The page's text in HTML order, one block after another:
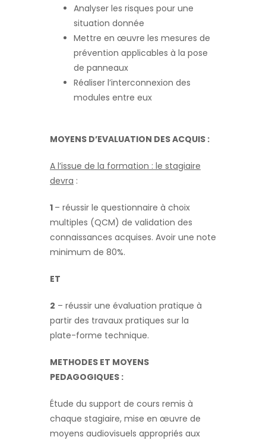
Analyser les risques pour une
situation donnée
Mettre en œuvre les mesures de
prévention applicables à la pose
de panneaux
Réaliser l’interconnexion des
modules entre eux
MOYENS D’EVALUATION DES ACQUIS :
A l’issue de la formation : le stagiaire
devra :
1 – réussir le questionnaire à choix
multiples (QCM) de validation des
connaissances acquises. Avoir une note
minimum de 80%.
ET
2 – réussir une évaluation pratique à
partir des travaux pratiques sur la
plate-forme technique.
METHODES ET MOYENS
PEDAGOGIQUES :
Étude du support de cours remis à
chaque stagiaire, mise en œuvre de
moyens audiovisuels appropriés aux